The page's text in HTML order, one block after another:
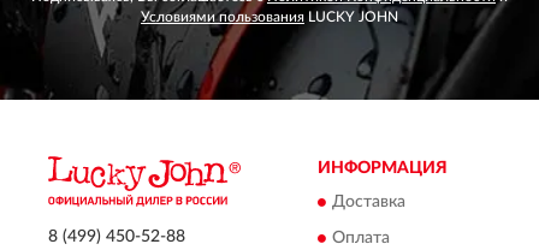
Условиями пользования LUCKY JOHN
8 (499) 450-52-88
ИНФОРМАЦИЯ
Доставка
Оплата